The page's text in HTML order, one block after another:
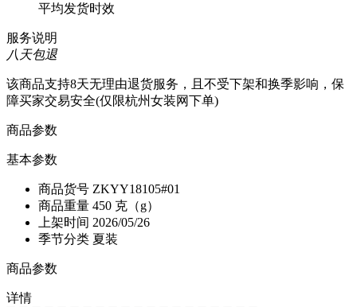
平均发货时效
服务说明
八天包退
该商品支持8天无理由退货服务，且不受下架和换季影响，保
障买家交易安全(仅限杭州女装网下单)
商品参数
基本参数
商品货号 ZKYY18105#01
商品重量 450 克（g）
上架时间 2026/05/26
季节分类 夏装
商品参数
详情